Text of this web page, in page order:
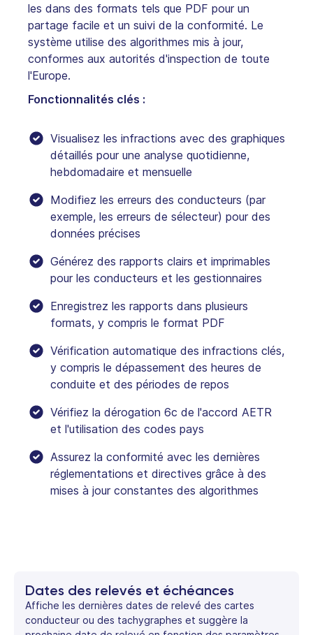
les dans des formats tels que PDF pour un
partage facile et un suivi de la conformité. Le
système utilise des algorithmes mis à jour,
conformes aux autorités d'inspection de toute
l'Europe.
Fonctionnalités clés :
Visualisez les infractions avec des graphiques
détaillés pour une analyse quotidienne,
hebdomadaire et mensuelle
Modifiez les erreurs des conducteurs (par
exemple, les erreurs de sélecteur) pour des
données précises
Générez des rapports clairs et imprimables
pour les conducteurs et les gestionnaires
Enregistrez les rapports dans plusieurs
formats, y compris le format PDF
Vérification automatique des infractions clés,
y compris le dépassement des heures de
conduite et des périodes de repos
Vérifiez la dérogation 6c de l'accord AETR
et l'utilisation des codes pays
Assurez la conformité avec les dernières
réglementations et directives grâce à des
mises à jour constantes des algorithmes
Dates des relevés et échéances
Affiche les dernières dates de relevé des cartes
conducteur ou des tachygraphes et suggère la